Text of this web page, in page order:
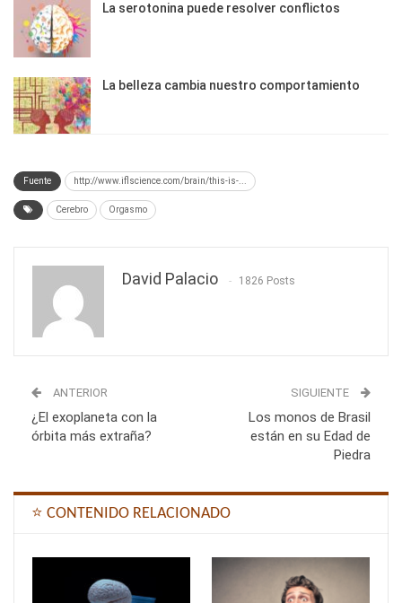
La serotonina puede resolver conflictos
La belleza cambia nuestro comportamiento
Fuente http://www.iflscience.com/brain/this-is-...
Cerebro Orgasmo
David Palacio 1826 Posts
ANTERIOR
¿El exoplaneta con la
órbita más extraña?
SIGUIENTE
Los monos de Brasil
están en su Edad de
Piedra
⭐ CONTENIDO RELACIONADO